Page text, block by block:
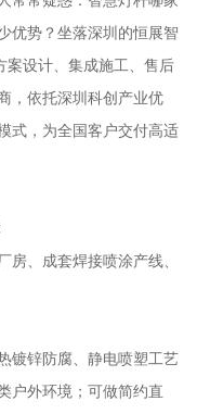
优势？坐落深圳的恒展智
案设计、集成施工、售后
，依托深圳科创产业优
式，为全国客户交付高适
房、成套焊接喷涂产线、
镀锌防腐、静电喷塑工艺
户外环境；可做简约直